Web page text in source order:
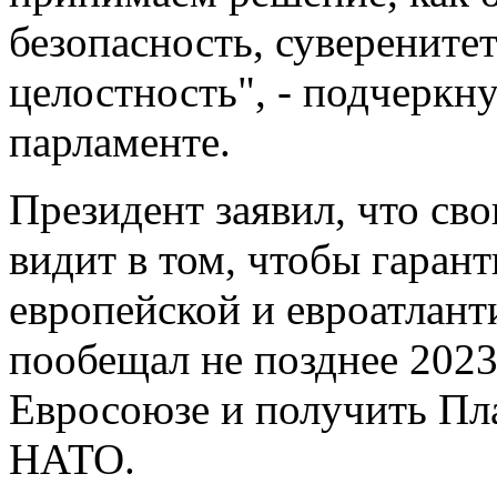
безопасность,
целостность", -
парламенте.
Президент заявил, что
видит в том, чтобы
европейской и
пообещал не позднее
Евросоюзе и получить
НАТО.